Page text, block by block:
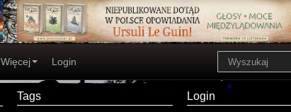
Więcej Login
Tags Login